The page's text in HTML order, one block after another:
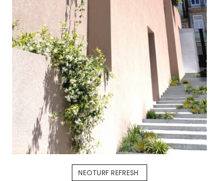
NEOTURF REFRESH